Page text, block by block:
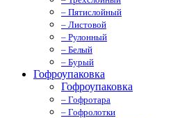
– Пятислойный
– Листовой
– Рулонный
– Белый
– Бурый
Гофроупаковка
Гофроупаковка
– Гофротара
– Гофролотки